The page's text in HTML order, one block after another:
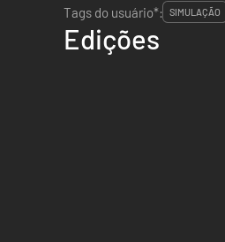
Tags do usuário*:
SIMULAÇÃO
Edições